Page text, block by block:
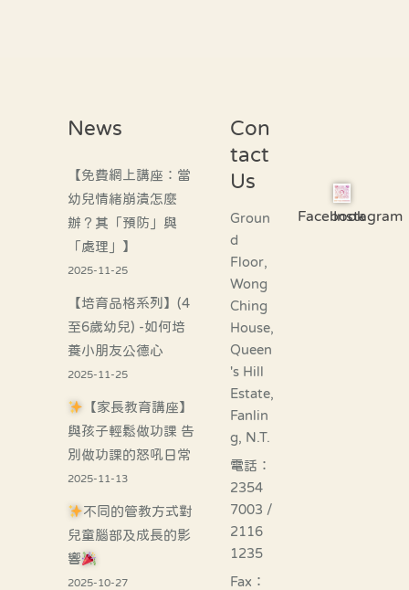
News
【免費網上講座：當
幼兒情緒崩潰怎麼
辦？其「預防」與
「處理」】
2025-11-25
【培育品格系列】(4
至6歲幼兒) -如何培
養小朋友公德心
2025-11-25
【家長教育講座】
與孩子輕鬆做功課 告
別做功課的怒吼日常
2025-11-13
不同的管教方式對
兒童腦部及成長的影
響
2025-10-27
Con
tact
Us
Groun
d
Floor,
Wong
Ching
House,
Queen
's Hill
Estate,
Fanlin
g, N.T.
電話：
2354
7003 /
2116
1235
Fax：
FacebookInstagram